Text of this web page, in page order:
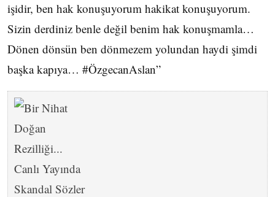
işidir, ben hak konuşuyorum hakikat konuşuyorum.
Sizin derdiniz benle değil benim hak konuşmamla…
Dönen dönsün ben dönmezem yolundan haydi şimdi
başka kapıya… #ÖzgecanAslan”